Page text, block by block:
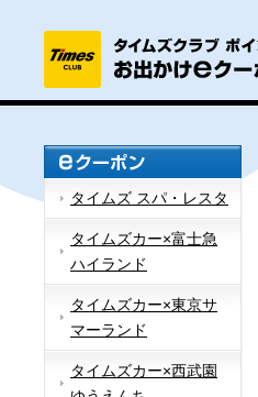
タイムズ スパ・レスタ
タイムズカー×富士急
ハイランド
タイムズカー×東京サ
マーランド
タイムズカー×西武園